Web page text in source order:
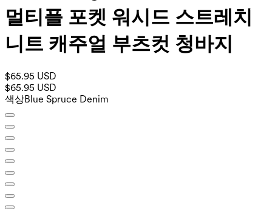
멀티플 포켓 워시드 스트레치
니트 캐주얼 부츠컷 청바지
$65.95 USD
$65.95 USD
색상Blue Spruce Denim